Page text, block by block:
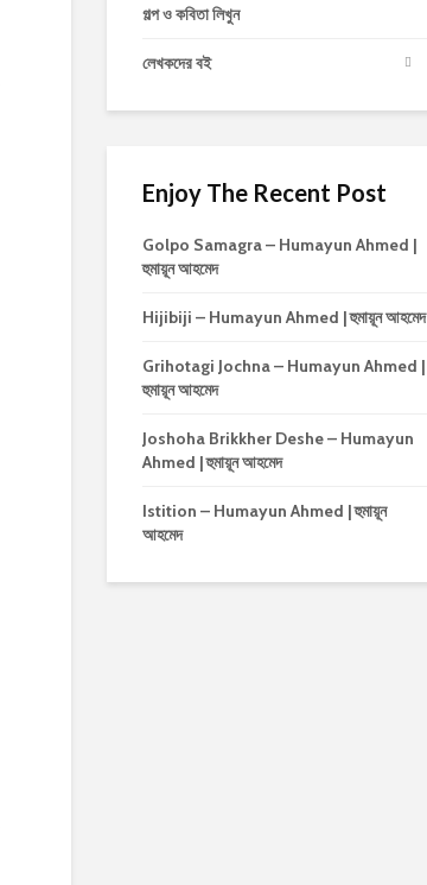
গল্প ও কবিতা লিখুন
লেখকদের বই
Enjoy The Recent Post
Golpo Samagra – Humayun Ahmed |
হুমায়ূন আহমেদ
Hijibiji – Humayun Ahmed | হুমায়ূন আহমেদ
Grihotagi Jochna – Humayun Ahmed |
হুমায়ূন আহমেদ
Joshoha Brikkher Deshe – Humayun
Ahmed | হুমায়ূন আহমেদ
Istition – Humayun Ahmed | হুমায়ূন
আহমেদ